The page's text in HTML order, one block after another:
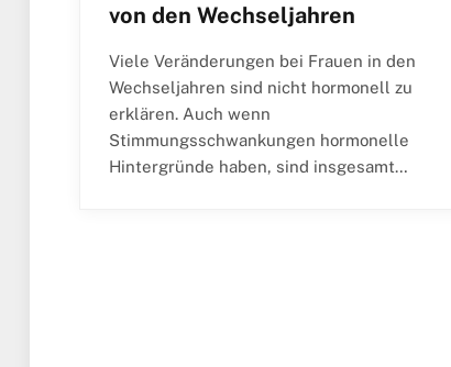
von den Wechseljahren
Viele Veränderungen bei Frauen in den
Wechseljahren sind nicht hormonell zu
erklären. Auch wenn
Stimmungsschwankungen hormonelle
Hintergründe haben, sind insgesamt…